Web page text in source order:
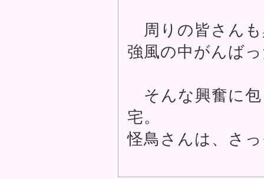
周りの皆さんも
強風の中がんば
そんな興奮に包
宅。
怪鳥さんは、さ